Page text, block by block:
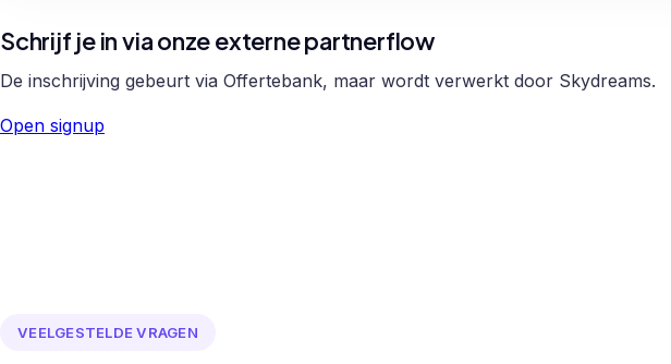
Schrijf je in via onze externe partnerflow
De inschrijving gebeurt via Offertebank, maar wordt verwerkt door Skydreams.
Open signup
VEELGESTELDE VRAGEN